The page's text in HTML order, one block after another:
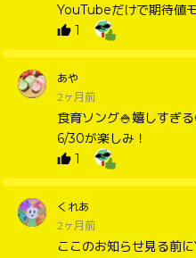
YouTubeだけで期待値
1
あや
2ヶ月前
食育ソング🍚嬉しすぎ
6/30が楽しみ！
1
くれあ
2ヶ月前
ここのお知らせ見る前